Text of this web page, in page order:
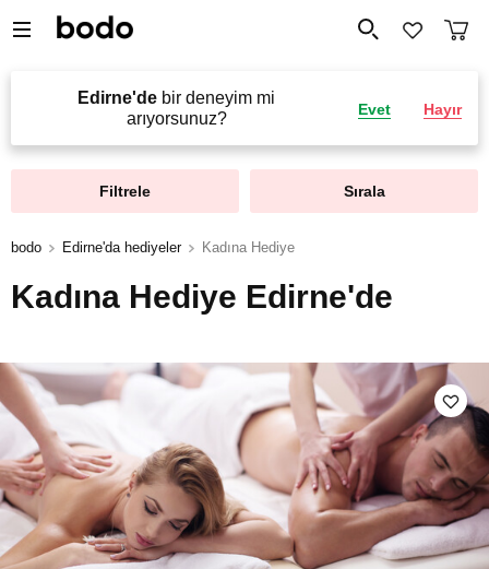
Edirne'de bir deneyim mi
arıyorsunuz?
Evet Hayır
Filtrele Sırala
bodo Edirne'da hediyeler Kadına Hediye
Kadına Hediye Edirne'de